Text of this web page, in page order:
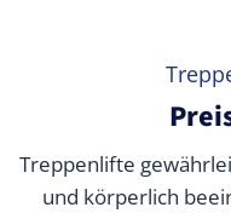
Treppenlifte
und körperlich